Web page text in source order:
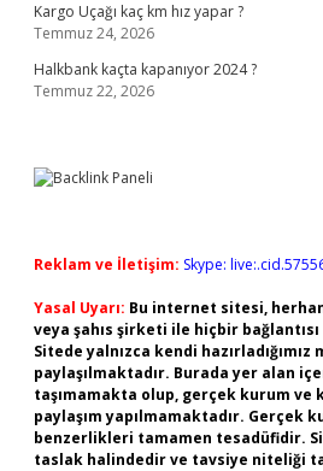
Kargo Uçağı kaç km hız yapar ?
Temmuz 24, 2026
Halkbank kaçta kapanıyor 2024 ?
Temmuz 22, 2026
Reklam ve İletişim: Skype:
Yasal Uyarı: Bu internet sitesi,
veya şahıs şirketi ile hiçbir
Sitede yalnızca kendi
paylaşılmaktadır. Burada yer alan
taşımamakta olup, gerçek kurum ve
paylaşım yapılmamaktadır. Gerçek
benzerlikleri tamamen tesadüfidir.
taslak halindedir ve tavsiye niteliği